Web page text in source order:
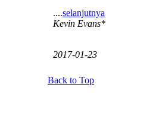
....selanjutnya
Kevin Evans*
2017-01-23
Back to Top